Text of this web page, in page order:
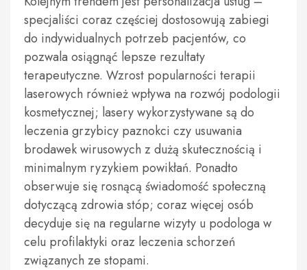
specjaliści coraz częściej dostosowują zabiegi
do indywidualnych potrzeb pacjentów, co
pozwala osiągnąć lepsze rezultaty
terapeutyczne. Wzrost popularności terapii
laserowych również wpływa na rozwój podologii
kosmetycznej; lasery wykorzystywane są do
leczenia grzybicy paznokci czy usuwania
brodawek wirusowych z dużą skutecznością i
minimalnym ryzykiem powikłań. Ponadto
obserwuje się rosnącą świadomość społeczną
dotyczącą zdrowia stóp; coraz więcej osób
decyduje się na regularne wizyty u podologa w
celu profilaktyki oraz leczenia schorzeń
związanych ze stopami.